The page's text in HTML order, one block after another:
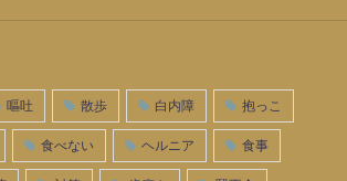
嘔吐 散歩 白内障 抱っこ
食べない ヘルニア 食事